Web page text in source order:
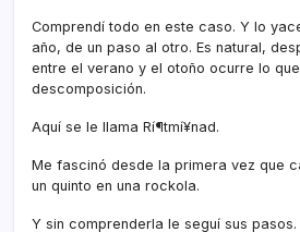
Comprendí­ todo en este caso. Y lo
año, de un paso al otro. Es natural,
entre el verano y el otoño ocurre lo
descomposición.
Aquí­ se le llama Rí¶tmí¥nad.
Me fascinó desde la primera vez que
un quinto en una rockola.
Y sin comprenderla le seguí­ sus pasos.